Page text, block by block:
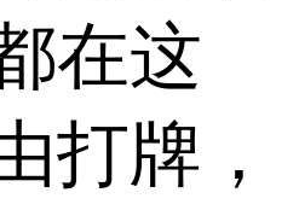
在这
打牌，